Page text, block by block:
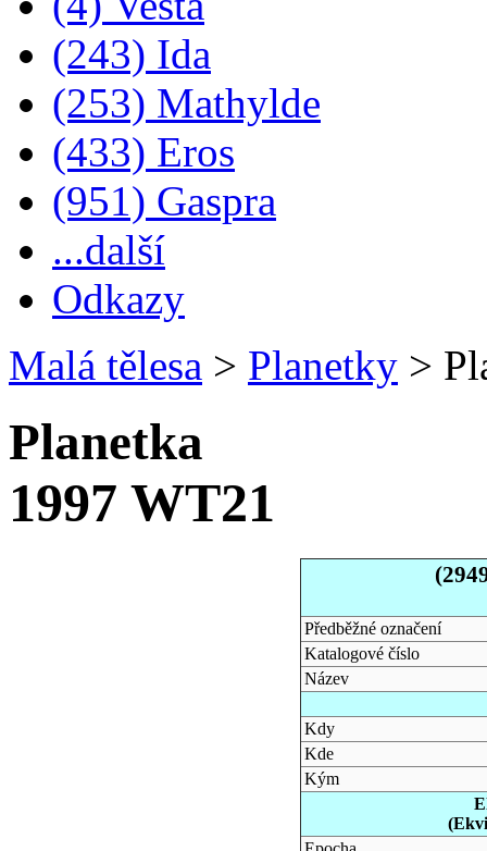
(243) Ida
(253) Mathylde
(433) Eros
(951) Gaspra
...další
Odkazy
Malá tělesa > Planetky >
Planetka
1997 WT21
Předběžné označení
Katalogové číslo
Název
Kdy
Kde
Kým